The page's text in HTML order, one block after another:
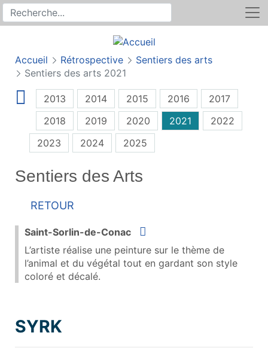
Recherche sur le site
Rechercher
Accueil Rétrospective
Sentiers des arts
Sentiers des arts 2021
2013 2014 2015 2016
2017
2018
2019 2020 2021
2022
2023
2024 2025
Sentiers des Arts
Retour
Saint-Sorlin-de-Conac
Situer
L’artiste réalise une peinture sur le thème de
l’animal et du végétal tout en gardant son style
coloré et décalé.
SYRK